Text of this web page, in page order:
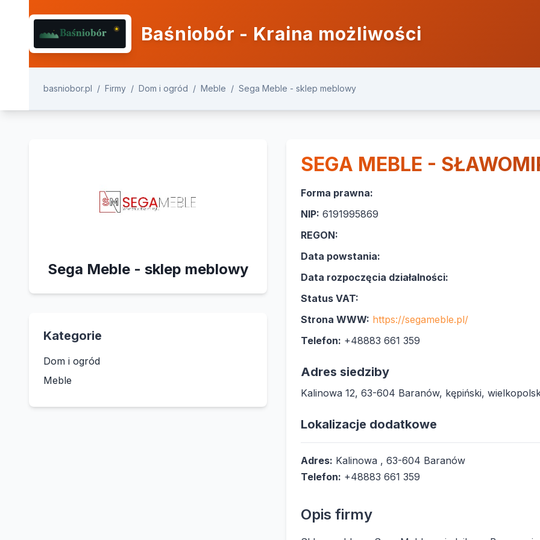
Baśniobór - Kraina możliwości
basniobor.pl / Firmy / Dom i ogród / Meble / Sega Meble - sklep meblowy
Sega Meble - sklep meblowy
Kategorie
Dom i ogród
Meble
SEGA MEBLE -
Forma prawna:
NIP: 6191995869
REGON:
Data powstania:
Data rozpoczęcia działalności:
Status VAT:
Strona WWW: https://segameble.pl/
Telefon: +48883 661 359
Adres siedziby
Kalinowa 12, 63-604 Baranów, kępiński,
Lokalizacje dodatkowe
Adres: Kalinowa , 63-604 Baranów
Telefon: +48883 661 359
Opis firmy